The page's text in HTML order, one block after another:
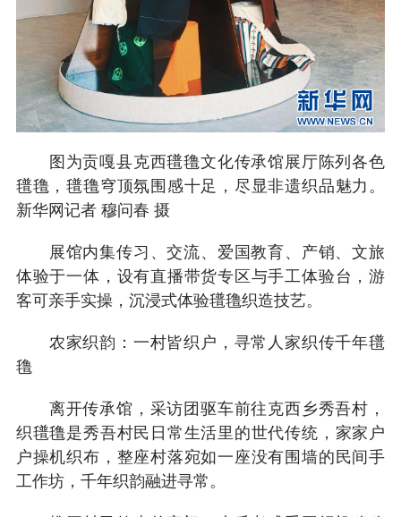
图为贡嘎县克西氆氇文化传承馆展厅陈列各色
氆氇，氆氇穹顶氛围感十足，尽显非遗织品魅力。
新华网记者 穆问春 摄
展馆内集传习、交流、爱国教育、产销、文旅
体验于一体，设有直播带货专区与手工体验台，游
客可亲手实操，沉浸式体验氆氇织造技艺。
农家织韵：一村皆织户，寻常人家织传千年氆
氇
离开传承馆，采访团驱车前往克西乡秀吾村，
织氆氇是秀吾村民日常生活里的世代传统，家家户
户操机织布，整座村落宛如一座没有围墙的民间手
工作坊，千年织韵融进寻常。